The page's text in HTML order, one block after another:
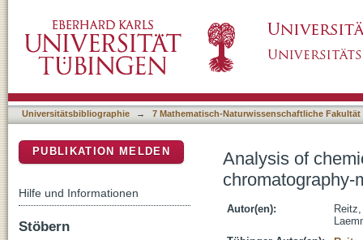
spectrometry
Universitätsbibliographie → 7 Mathematisch-Naturwissenschaftliche Fakultät
Analysis of
chromatography-
Autor(en):
PUBLIKATION MELDEN
Hilfe und Informationen
Stöbern